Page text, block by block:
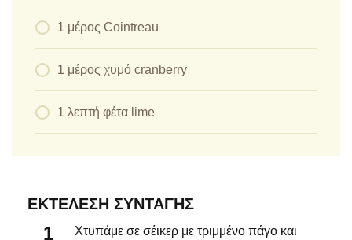
1 μέρος Cointreau
1 μέρος χυμό cranberry
1 λεπτή φέτα lime
ΕΚΤΈΛΕΣΗ ΣΥΝΤΑΓΉΣ
Χτυπάμε σε σέικερ με τριμμένο πάγο και